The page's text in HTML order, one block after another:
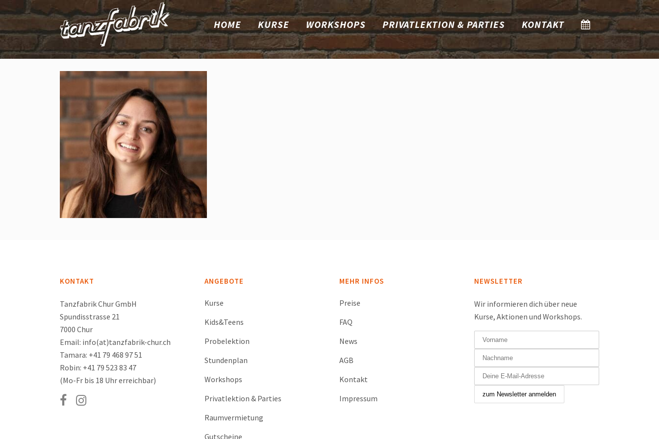
HOME KURSE WORKSHOPS PRIVATLEKTION & PARTIES KONTAKT
KONTAKT
Tanzfabrik Chur GmbH
Spundisstrasse 21
7000 Chur
Email: info(at)tanzfabrik-chur.ch
Tamara: +41 79 468 97 51
Robin: +41 79 523 83 47
(Mo-Fr bis 18 Uhr erreichbar)
ANGEBOTE
Kurse
Kids&Teens
Probelektion
Stundenplan
Workshops
Privatlektion & Parties
Raumvermietung
Gutscheine
MEHR INFOS
Preise
FAQ
News
AGB
Kontakt
Impressum
NEWSLETTER
Wir informieren dich über neue
Kurse, Aktionen und Workshops.